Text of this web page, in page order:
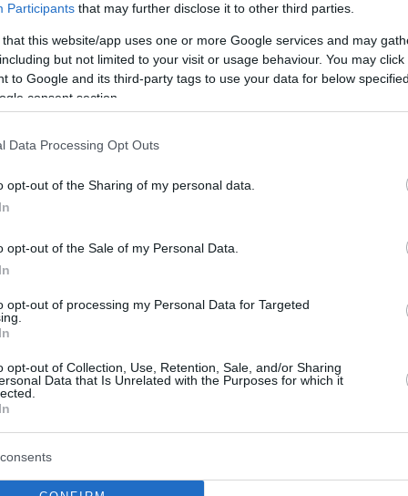
Participants that may further disclose it to other third parties.
that this website/app uses one or more Google services and may
but not limited to your visit or usage behaviour. You may
to Google and its third-party tags to use your data for below
consent section.
Data Processing Opt Outs
opt-out of the Sharing of my personal data.
opt-out of the Sale of my Personal Data.
opt-out of processing my Personal Data for Targeted
opt-out of Collection, Use, Retention, Sale, and/or Sharing
Data that Is Unrelated with the Purposes for which it
του Χιου Χέφνερ, Κρίσταλ,
να αποκαλύψει όλη την
2
του Playboy - Από τη
της Τζάσμιν Φιόρε στον
Χιου Χέφνερ
«The Playboy Murders» ερευνά τις τραγωδίες
με το εμβληματικό περιοδικό
4
Μάντισον αποκάλυψε ότι ήθελε